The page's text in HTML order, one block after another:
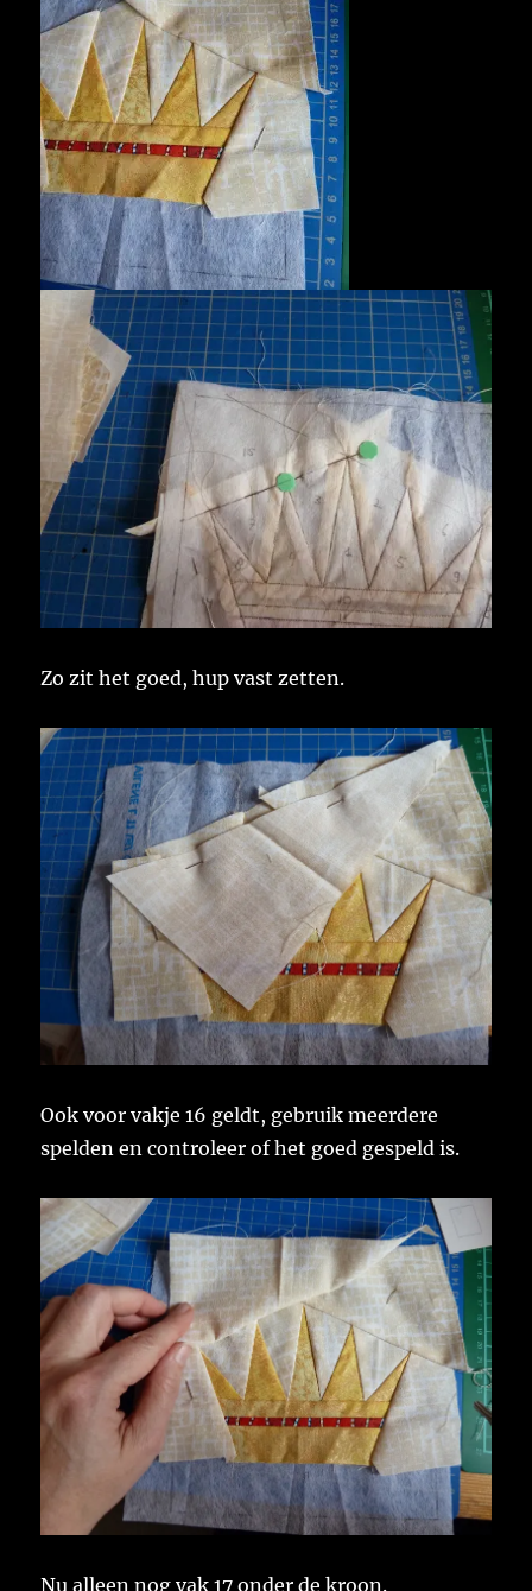
Zo zit het goed, hup vast zetten.
Ook voor vakje 16 geldt, gebruik meerdere
spelden en controleer of het goed gespeld is.
Nu alleen nog vak 17 onder de kroon.